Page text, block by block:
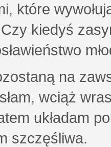
które
kiedyś
na
wciąż
układam
szczęśliwa.